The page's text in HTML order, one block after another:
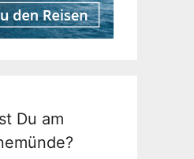
Du am